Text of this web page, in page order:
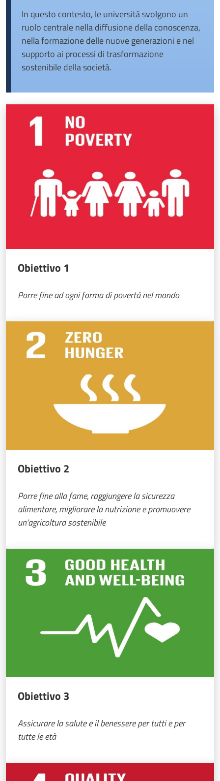
In questo contesto, le università svolgono un
ruolo centrale nella diffusione della conoscenza,
nella formazione delle nuove generazioni e nel
supporto ai processi di trasformazione
sostenibile della società.
Obiettivo 1
Porre fine ad ogni forma di povertà nel mondo
Obiettivo 2
Porre fine alla fame, raggiungere la sicurezza
alimentare, migliorare la nutrizione e promuovere
un’agricoltura sostenibile
Obiettivo 3
Assicurare la salute e il benessere per tutti e per
tutte le età